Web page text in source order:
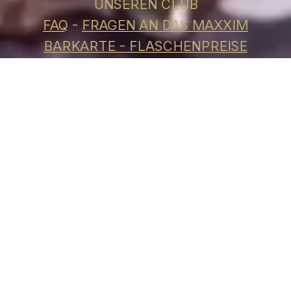
UNSEREN CLUB
FAQ - FRAGEN AN DAS MAXXIM
BARKARTE - FLASCHENPREISE